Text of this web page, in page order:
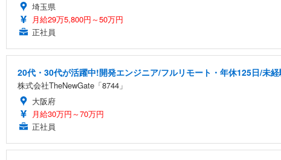
埼玉県
月給29万5,800円～50万円
正社員
20代・30代が活躍中!開発エンジニア/フルリモート・年休125日/未
株式会社TheNewGate「8744」
大阪府
月給30万円～70万円
正社員